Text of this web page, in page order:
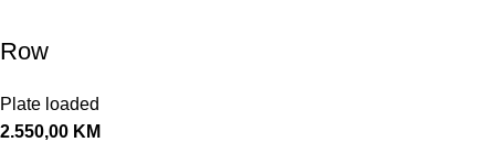
Row
Plate loaded
2.550,00 KM